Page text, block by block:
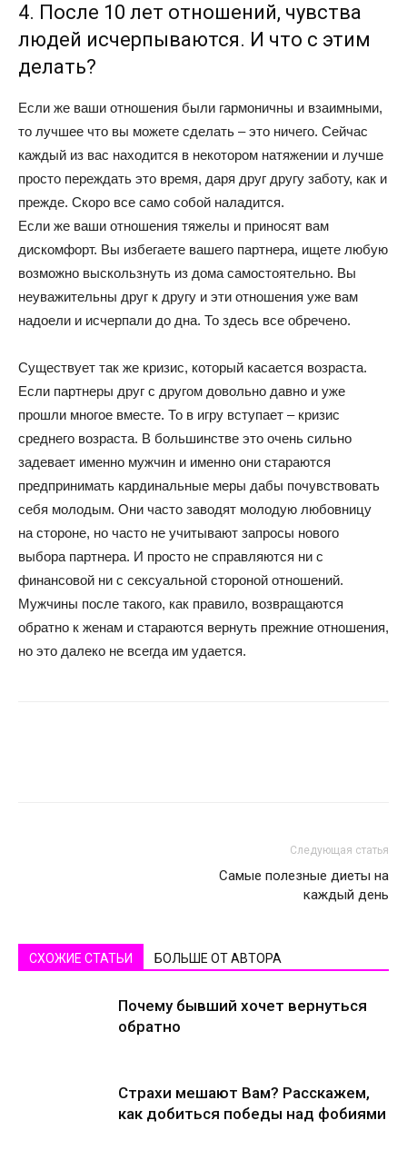
4. После 10 лет отношений, чувства
людей исчерпываются. И что с этим
делать?
Если же ваши отношения были гармоничны и взаимными,
то лучшее что вы можете сделать – это ничего. Сейчас
каждый из вас находится в некотором натяжении и лучше
просто переждать это время, даря друг другу заботу, как и
прежде. Скоро все само собой наладится.
Если же ваши отношения тяжелы и приносят вам
дискомфорт. Вы избегаете вашего партнера, ищете любую
возможно выскользнуть из дома самостоятельно. Вы
неуважительны друг к другу и эти отношения уже вам
надоели и исчерпали до дна. То здесь все обречено.
Существует так же кризис, который касается возраста.
Если партнеры друг с другом довольно давно и уже
прошли многое вместе. То в игру вступает – кризис
среднего возраста. В большинстве это очень сильно
задевает именно мужчин и именно они стараются
предпринимать кардинальные меры дабы почувствовать
себя молодым. Они часто заводят молодую любовницу
на стороне, но часто не учитывают запросы нового
выбора партнера. И просто не справляются ни с
финансовой ни с сексуальной стороной отношений.
Мужчины после такого, как правило, возвращаются
обратно к женам и стараются вернуть прежние отношения,
но это далеко не всегда им удается.
Следующая статья
Самые полезные диеты на
каждый день
СХОЖИЕ СТАТЬИ БОЛЬШЕ ОТ АВТОРА
Почему бывший хочет вернуться
обратно
Страхи мешают Вам? Расскажем,
как добиться победы над фобиями